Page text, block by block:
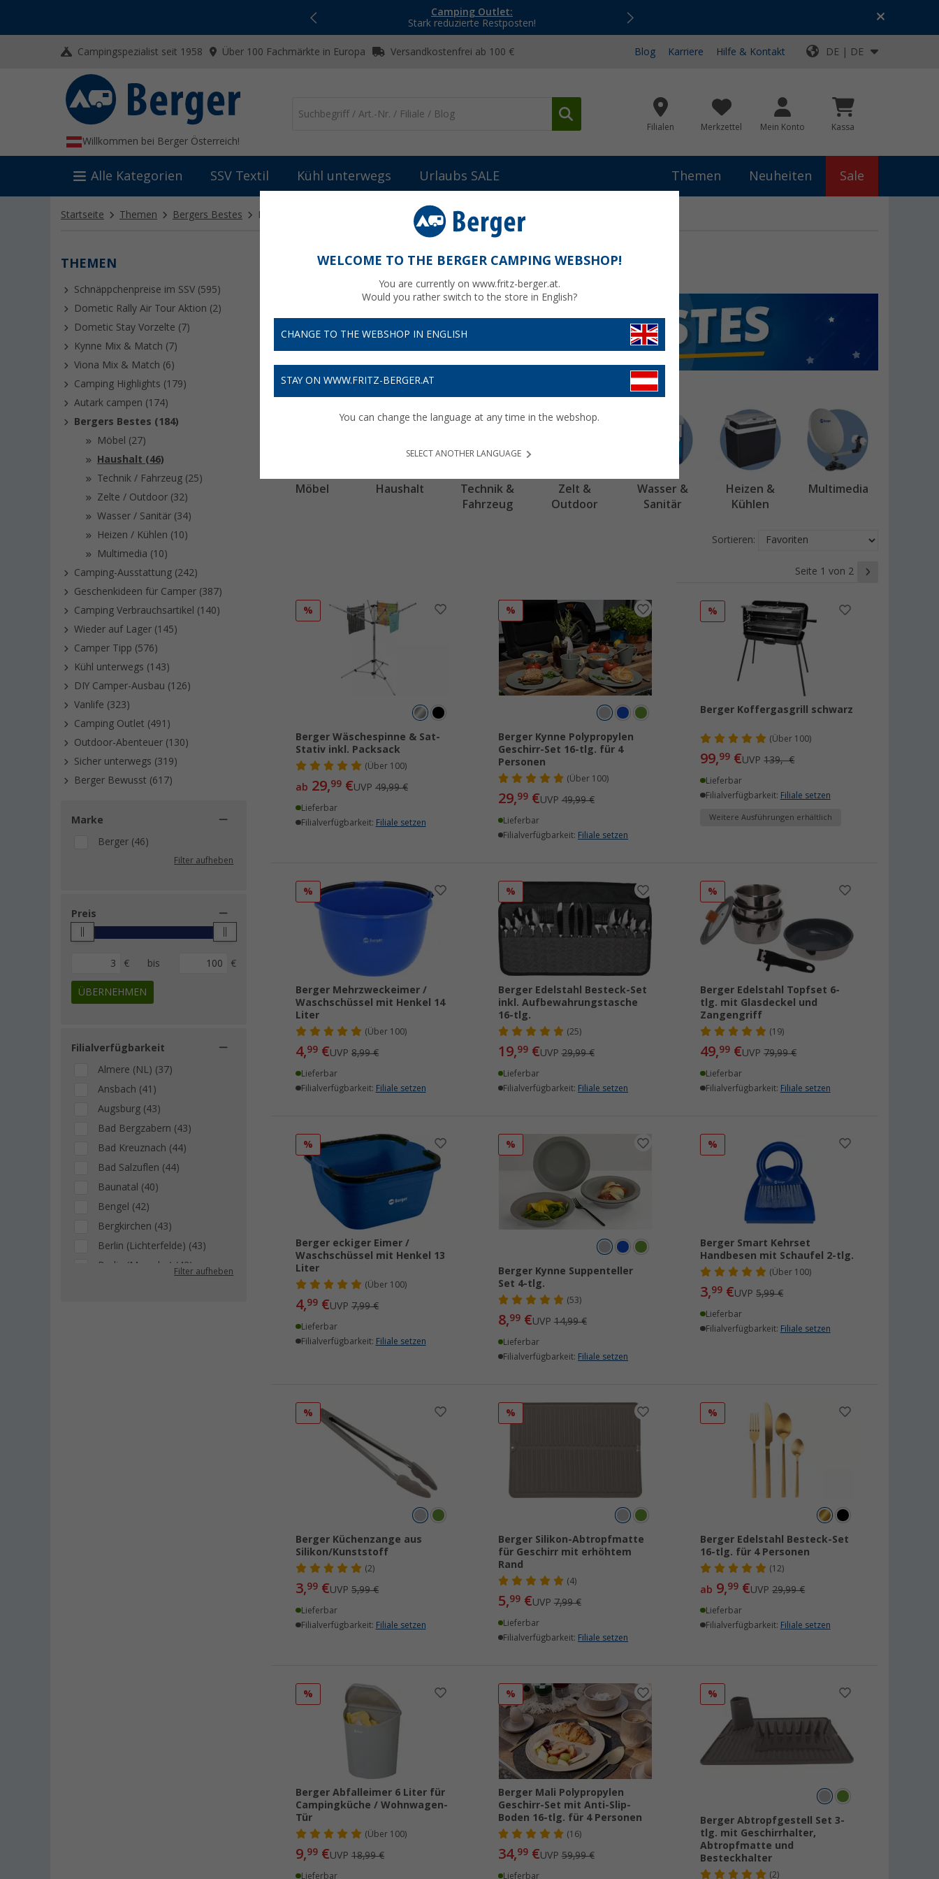
Camping Outlet:
Stark reduzierte Restposten!
Top-Deals für dein Abenteuer!
Campingspezialist seit 1958 Über 100 Fachmärkte in Europa Versandkostenfrei ab 100 € Blog Karriere Hilfe & Kontakt DE | DE
Willkommen bei Berger Österreich!
Filialen Merkzettel Mein Konto Kassa
Alle Kategorien SSV Textil Kühl unterwegs Urlaubs SALE Themen Neuheiten Sale
Startseite Themen Bergers Bestes Haushalt
THEMEN
Schnäppchenpreise im SSV (595)
Dometic Rally Air Tour Aktion (2)
Dometic Stay Vorzelte (7)
Kynne Mix & Match (7)
Viona Mix & Match (6)
Camping Highlights (179)
Autark campen (174)
Bergers Bestes (184)
Möbel (27)
Haushalt (46)
Technik / Fahrzeug (25)
Zelte / Outdoor (32)
Wasser / Sanitär (34)
Heizen / Kühlen (10)
Multimedia (10)
Camping-Ausstattung (242)
Geschenkideen für Camper (387)
Camping Verbrauchsartikel (140)
Wieder auf Lager (145)
Camper Tipp (576)
Kühl unterwegs (143)
DIY Camper-Ausbau (126)
Vanlife (323)
Camping Outlet (491)
Outdoor-Abenteuer (130)
Sicher unterwegs (319)
Berger Bewusst (617)
Marke
Berger (46)
Filter aufheben
Preis
€ bis €
ÜBERNEHMEN
Filialverfügbarkeit
Almere (NL) (37)
Ansbach (41)
Augsburg (43)
Bad Bergzabern (43)
Bad Kreuznach (44)
Bad Salzuflen (44)
Baunatal (40)
Bengel (42)
Bergkirchen (43)
Berlin (Lichterfelde) (43)
Berlin (Marzahn) (42)
Filter aufheben
HAUSHALT
Möbel Haushalt
Technik &
Fahrzeug
Zelt &
Outdoor
Wasser &
Sanitär
Heizen &
Kühlen
Multimedia
Sortieren:
Seite 1 von 2
%
Berger Wäschespinne & Sat-
Stativ inkl. Packsack
(Über100)
ab 29,99 €UVP49,99 €
Lieferbar
Filialverfügbarkeit: Filiale setzen
%
Berger Kynne Polypropylen
Geschirr-Set 16-tlg. für 4
Personen
(Über 100)
29,99€UVP49,99 €
Lieferbar
Filialverfügbarkeit: Filiale setzen
%
Berger Koffergasgrill schwarz
(Über100)
99,99 €UVP139,- €
Lieferbar
Filialverfügbarkeit: Filiale setzen
Weitere Ausführungen erhältlich
%
Berger Mehrzweckeimer /
Waschschüssel mit Henkel 14
Liter
(Über100)
4,99 €UVP8,99 €
Lieferbar
Filialverfügbarkeit: Filiale setzen
%
Berger Edelstahl Besteck-Set
inkl. Aufbewahrungstasche
16-tlg.
(25)
19,99€UVP29,99 €
Lieferbar
Filialverfügbarkeit: Filiale setzen
%
Berger Edelstahl Topfset 6-
tlg. mit Glasdeckel und
Zangengriff
(19)
49,99 €UVP79,99 €
Lieferbar
Filialverfügbarkeit: Filiale setzen
%
Berger eckiger Eimer /
Waschschüssel mit Henkel 13
Liter
(Über100)
4,99 €UVP7,99 €
Lieferbar
Filialverfügbarkeit: Filiale setzen
%
Berger Kynne Suppenteller
Set 4-tlg.
(53)
8,99€UVP14,99 €
Lieferbar
Filialverfügbarkeit: Filiale setzen
%
Berger Smart Kehrset
Handbesen mit Schaufel 2-tlg.
(Über100)
3,99 €UVP5,99 €
Lieferbar
Filialverfügbarkeit: Filiale setzen
%
Berger Küchenzange aus
Silikon/Kunststoff
(2)
3,99 €UVP5,99 €
Lieferbar
Filialverfügbarkeit: Filiale setzen
%
Berger Silikon-Abtropfmatte
für Geschirr mit erhöhtem
Rand
(4)
5,99€UVP7,99 €
Lieferbar
Filialverfügbarkeit: Filiale setzen
%
Berger Edelstahl Besteck-Set
16-tlg. für 4 Personen
(12)
ab 9,99 €UVP29,99 €
Lieferbar
Filialverfügbarkeit: Filiale setzen
%
Berger Abfalleimer 6 Liter für
Campingküche / Wohnwagen-
Tür
(Über100)
9,99 €UVP18,99 €
Lieferbar
%
Berger Mali Polypropylen
Geschirr-Set mit Anti-Slip-
Boden 16-tlg. für 4 Personen
(16)
34,99€UVP59,99 €
Lieferbar
%
Berger Abtropfgestell Set 3-
tlg. mit Geschirrhalter,
Abtropfmatte und
Besteckhalter
(2)
WELCOME TO THE BERGER CAMPING WEBSHOP!
You are currently on www.fritz-berger.at.
Would you rather switch to the store in English?
CHANGE TO THE WEBSHOP IN ENGLISH
STAY ON WWW.FRITZ-BERGER.AT
You can change the language at any time in the webshop.
SELECT ANOTHER LANGUAGE